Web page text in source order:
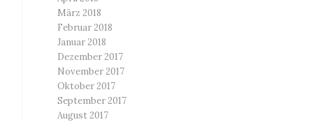
März 2018
Februar 2018
Januar 2018
Dezember 2017
November 2017
Oktober 2017
September 2017
August 2017